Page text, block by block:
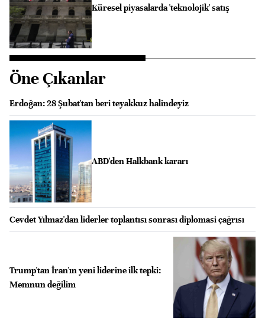
Küresel piyasalarda 'teknolojik' satış
Öne Çıkanlar
Erdoğan: 28 Şubat'tan beri teyakkuz halindeyiz
ABD'den Halkbank kararı
Cevdet Yılmaz'dan liderler toplantısı sonrası diplomasi çağrısı
Trump'tan İran'ın yeni liderine ilk tepki:
Memnun değilim